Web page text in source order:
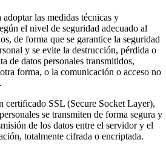
adoptar las medidas técnicas y
el nivel de seguridad adecuado al
de forma que se garantice la seguridad
y se evite la destrucción, pérdida o
de datos personales transmitidos,
forma, o la comunicación o acceso no
certificado SSL (Secure Socket Layer),
se transmiten de forma segura y
de los datos entre el servidor y el
totalmente cifrada o encriptada.